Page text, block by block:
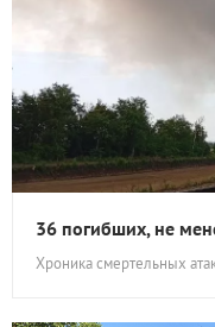
36 погибших, не
Хроника смертельных